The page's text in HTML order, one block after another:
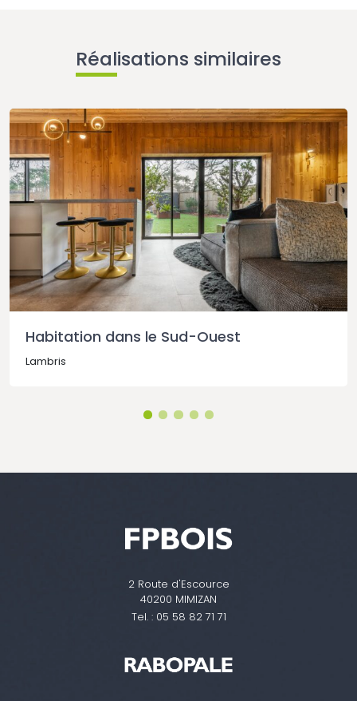
Réalisations similaires
Habitation dans le Sud-Ouest
Lambris
2 Route d'Escource
40200 MIMIZAN
Tel. : 05 58 82 71 71